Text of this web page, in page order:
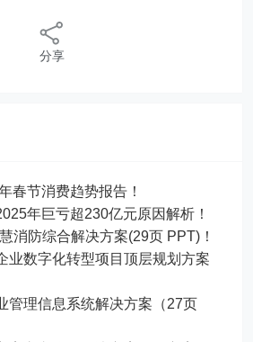
分享
春节消费趋势报告！
年巨亏超230亿元原因解析！
消防综合解决方案(29页 PPT)！
业数字化转型项目顶层规划方案
管理信息系统解决方案（27页